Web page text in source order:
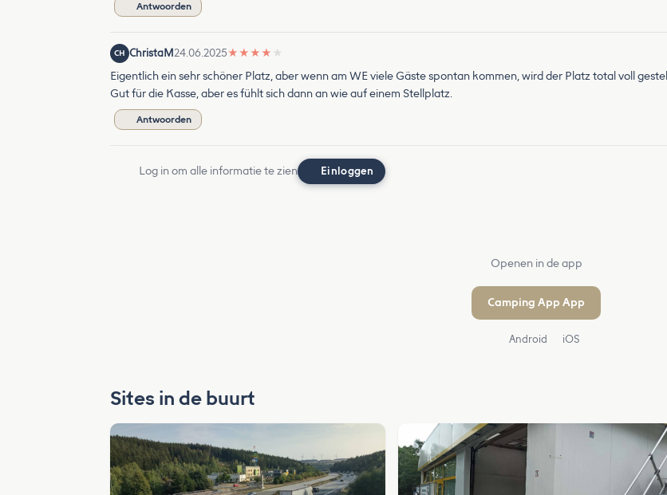
Antwoorden
CH ChristaM24.06.2025★ ★ ★ ★ ★
Eigentlich ein sehr schöner Platz, aber wenn am WE viele Gäste spontan kommen, wird der Platz total voll
Gut für die Kasse, aber es fühlt sich dann an wie auf einem Stellplatz.
Antwoorden
Log in om alle informatie te zien Einloggen
Openen in de app
Camping App App
Android iOS
Sites in de buurt